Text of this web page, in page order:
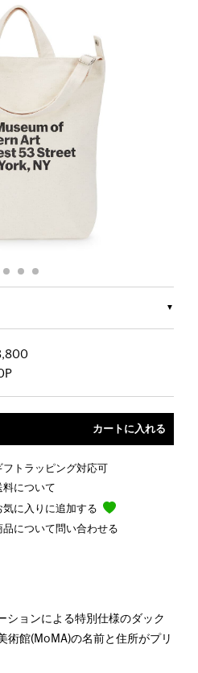
フトラッピング対応可
料について
気に入りに追加する
品について問い合わせる
ションによる特別仕様のダック
術館(MoMA)の名前と住所がプリ